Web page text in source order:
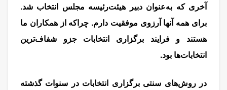
آخری که به‌عنوان دبیر هیئت‌رئیسه مجلس انتخاب شد.
برای همه آنها آرزوی موفقیت دارم. چراکه از همکاران ما
هستند و فرایند برگزاری انتخابات جزو شفاف‌ترین
انتخابات‌ها بود.
در روش‌های سنتی برگزاری انتخابات در سنوات گذشته